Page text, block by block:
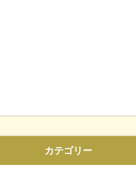
カテゴリー